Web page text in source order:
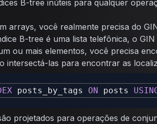
B-tree inúteis para qualquer
arrays, você realmente precisa do
B-tree é uma lista telefônica, o
ou mais elementos, você precisa
intersectá-las para encontrar as
posts_by_tags ON posts
projetados para operações de